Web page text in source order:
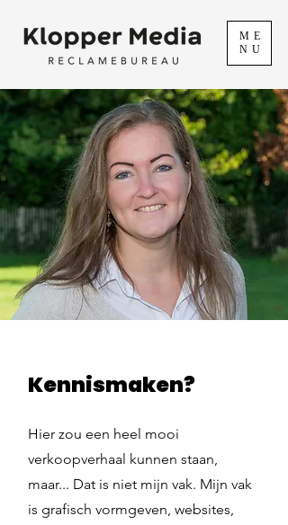
ME
NU
Kennismaken?
Hier zou een heel mooi
verkoopverhaal kunnen staan,
maar... Dat is niet mijn vak. Mijn vak
is grafisch vormgeven, websites,